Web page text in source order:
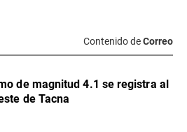
Contenido deCorreo
de magnitud 4.1 se registra al
de Tacna